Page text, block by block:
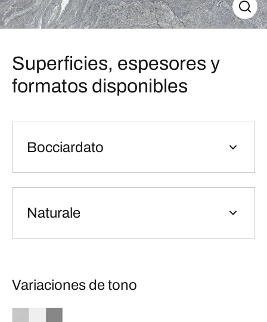
Superficies, espesores y
formatos disponibles
Bocciardato
Naturale
Variaciones de tono